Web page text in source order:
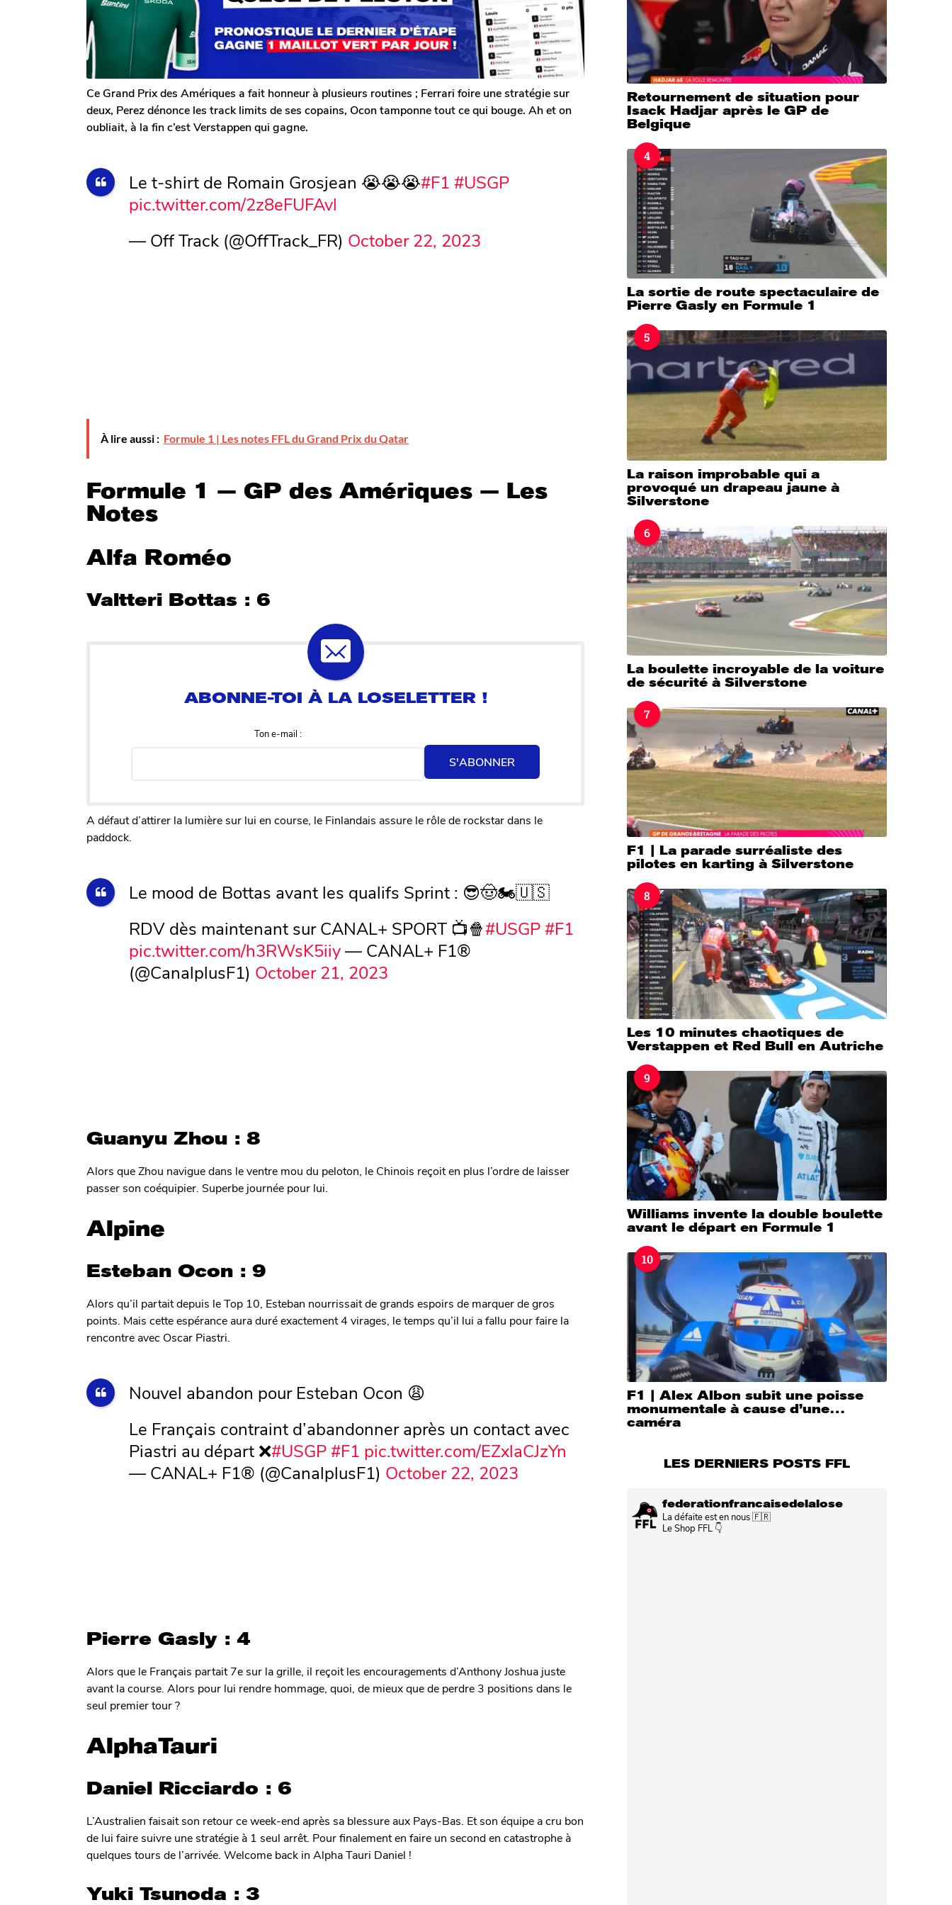
s
a
g
o
G
a
l
e
r
o
n
o
Ce Grand Prix des Amériques a fait honneur à plusieurs routines ; Ferrari foire une stratégie sur
deux, Perez dénonce les track limits de ses copains, Ocon tamponne tout ce qui bouge. Ah et on
oubliait, à la fin c’est Verstappen qui gagne.
Le t-shirt de Romain Grosjean 😭😭😭#F1 #USGP
pic.twitter.com/2z8eFUFAvl
— Off Track (@OffTrack_FR) October 22, 2023
À lire aussi : Formule 1 | Les notes FFL du Grand Prix du Qatar
Formule 1 — GP des Amériques — Les
Notes
Alfa Roméo
Valtteri Bottas : 6
Ton e-mail :
S'ABONNER
A défaut d’attirer la lumière sur lui en course, le Finlandais assure le rôle de rockstar dans le
paddock.
Le mood de Bottas avant les qualifs Sprint : 😎🤠🏍️🇺🇸
RDV dès maintenant sur CANAL+ SPORT 📺🍿#USGP#F1
pic.twitter.com/h3RWsK5iiy— CANAL+ F1®
(@CanalplusF1) October 21, 2023
Guanyu Zhou : 8
Alors que Zhou navigue dans le ventre mou du peloton, le Chinois reçoit en plus l’ordre de laisser
passer son coéquipier. Superbe journée pour lui.
Alpine
Esteban Ocon : 9
Alors qu’il partait depuis le Top 10, Esteban nourrissait de grands espoirs de marquer de gros
points. Mais cette espérance aura duré exactement 4 virages, le temps qu’il lui a fallu pour faire la
rencontre avec Oscar Piastri.
Nouvel abandon pour Esteban Ocon 😩
Le Français contraint d’abandonner après un contact avec
Piastri au départ ❌#USGP#F1 pic.twitter.com/EZxlaCJzYn
— CANAL+ F1® (@CanalplusF1) October 22, 2023
Pierre Gasly : 4
Alors que le Français partait 7e sur la grille, il reçoit les encouragements d’Anthony Joshua juste
avant la course. Alors pour lui rendre hommage, quoi, de mieux que de perdre 3 positions dans le
seul premier tour ?
AlphaTauri
Daniel Ricciardo : 6
L’Australien faisait son retour ce week-end après sa blessure aux Pays-Bas. Et son équipe a cru bon
de lui faire suivre une stratégie à 1 seul arrêt. Pour finalement en faire un second en catastrophe à
quelques tours de l’arrivée. Welcome back in Alpha Tauri Daniel !
Yuki Tsunoda : 3
Retournement de situation pour
Isack Hadjar après le GP de
Belgique
4
La sortie de route spectaculaire de
Pierre Gasly en Formule 1
5
La raison improbable qui a
provoqué un drapeau jaune à
Silverstone
6
La boulette incroyable de la voiture
de sécurité à Silverstone
7
F1 | La parade surréaliste des
pilotes en karting à Silverstone
8
Les 10 minutes chaotiques de
Verstappen et Red Bull en Autriche
9
Williams invente la double boulette
avant le départ en Formule 1
10
F1 | Alex Albon subit une poisse
monumentale à cause d’une…
caméra
LES DERNIERS POSTS FFL
federationfrancaisedelalose
La défaite est en nous 🇫🇷
Le Shop FFL 👇